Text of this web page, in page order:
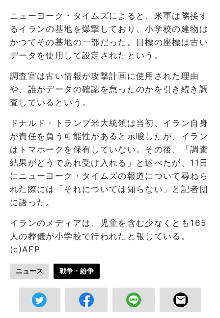
ニューヨーク・タイムズによると、米軍は隣接す
るイランの基地を爆撃しており、小学校の建物は
かつてその基地の一部だった。目標の座標は古い
データを使用して設定されたという。
調査官は古い情報が攻撃計画に使用された理由
や、誰がデータの確認を怠ったのかを引き続き調
査しているという。
ドナルド・トランプ米大統領は当初、イラン自身
が責任を負う可能性があると示唆したが、イラン
はトマホークを保有していない。その後、「調査
結果がどうであれ受け入れる」と述べたが、11日
にニューヨーク・タイムズの報道について尋ねら
れた際には「それについては知らない」と記者団
に語った。
イランのメディアは、児童を含む少なくとも165
人の葬儀が小学校で行われたと報じている。
(c)AFP
ニュース 戦争・紛争